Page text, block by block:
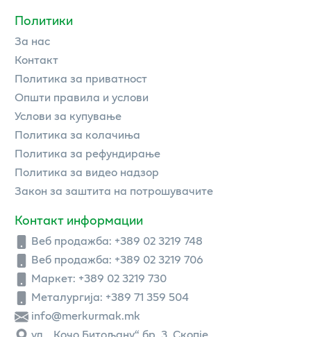
Политики
За нас
Контакт
Политика за приватност
Општи правила и услови
Услови за купување
Политика за колачиња
Политика за рефундирање
Политика за видео надзор
Закон за заштита на потрошувачите
Контакт информации
Веб продажба: +389 02 3219 748
Веб продажба: +389 02 3219 706
Маркет: +389 02 3219 730
Металургија: +389 71 359 504
info@merkurmak.mk